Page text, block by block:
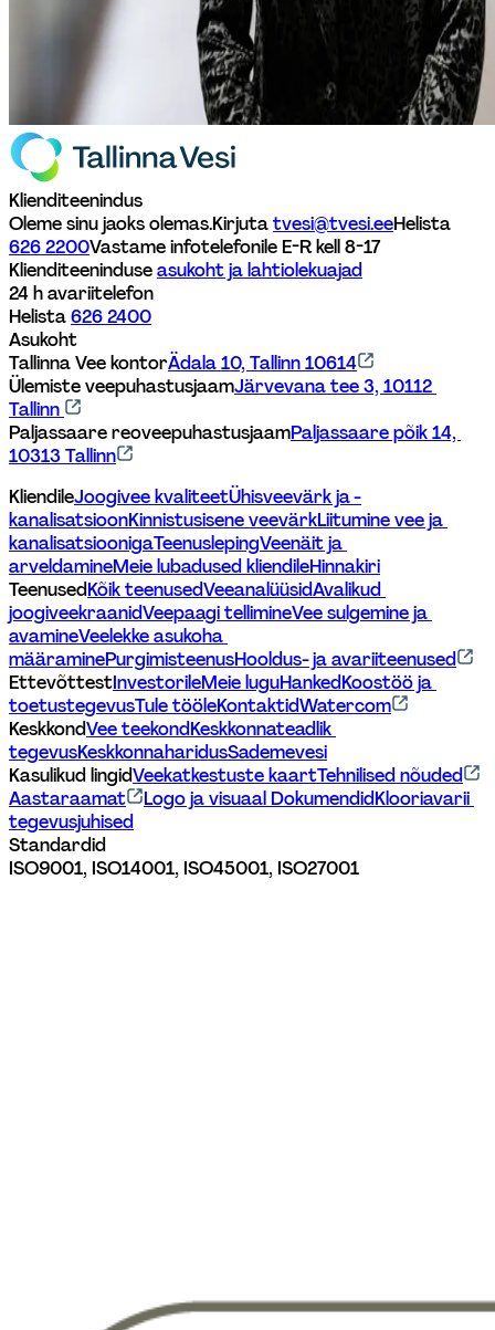
Klienditeenindus
Oleme sinu jaoks olemas.Kirjuta tvesi@tvesi.eeHelista
626 2200Vastame infotelefonile E-R kell 8-17
Klienditeeninduse asukoht ja lahtiolekuajad
24 h avariitelefon
Helista 626 2400
Asukoht
Tallinna Vee kontorÄdala 10, Tallinn 10614
Ülemiste veepuhastusjaamJärvevana tee 3, 10112
Tallinn
Paljassaare reoveepuhastusjaamPaljassaare põik 14,
10313 Tallinn
KliendileJoogivee kvaliteetÜhisveevärk ja -
kanalisatsioonKinnistusisene veevärkLiitumine vee ja
kanalisatsioonigaTeenuslepingVeenäit ja
arveldamineMeie lubadused kliendileHinnakiri
TeenusedKõik teenusedVeeanalüüsidAvalikud
joogiveekraanidVeepaagi tellimineVee sulgemine ja
avamineVeelekke asukoha
määraminePurgimisteenusHooldus- ja avariiteenused
EttevõttestInvestorileMeie luguHankedKoostöö ja
toetustegevusTule tööleKontaktidWatercom
KeskkondVee teekondKeskkonnateadlik
tegevusKeskkonnaharidusSademevesi
Kasulikud lingidVeekatkestuste kaartTehnilised nõuded
Aastaraamat
Logo ja visuaal DokumendidKlooriavarii
tegevusjuhised
Standardid
ISO9001, ISO14001, ISO45001, ISO27001